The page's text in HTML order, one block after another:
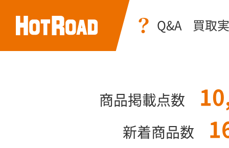
Q&A 買取
商品掲載点数
新着商品数